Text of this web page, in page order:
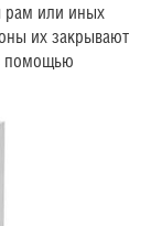
рам или иных
их закрывают
помощью